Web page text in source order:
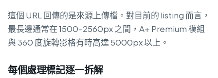
這個 URL 回傳的是來源上傳檔。對目前的 listing 而言，
最長邊通常在 1500–2560px 之間，A+ Premium 模組
與 360 度旋轉影格有時高達 5000px 以上。
每個處理標記逐一拆解